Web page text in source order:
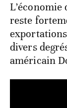
reste
divers
américain